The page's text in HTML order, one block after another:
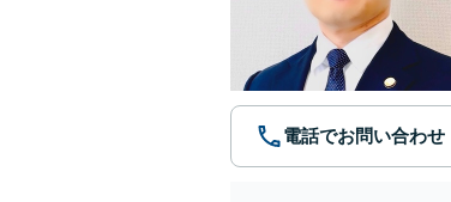
電話でお問い合わせ